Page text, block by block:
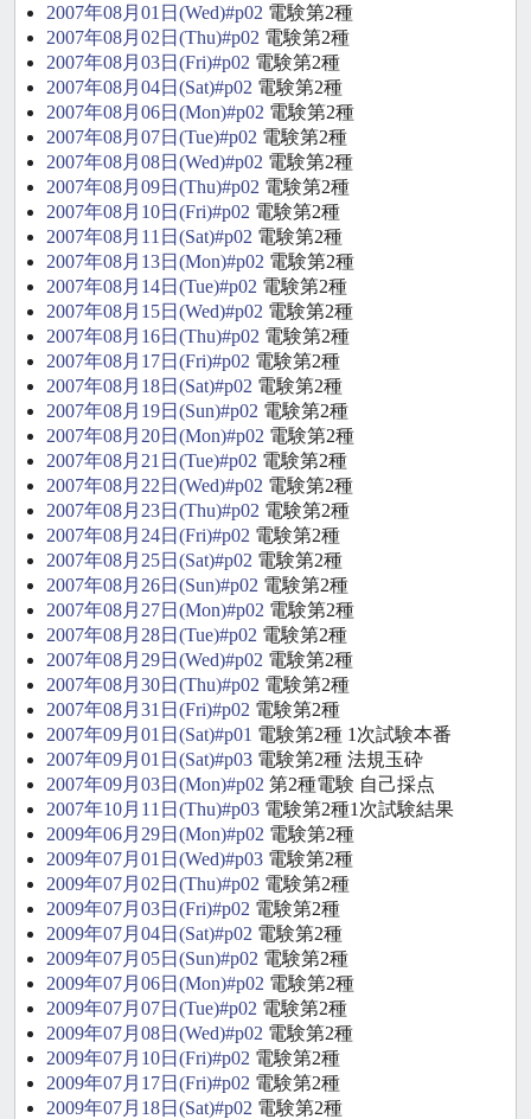
2007年08月01日(Wed)#p02 電験第2種
2007年08月02日(Thu)#p02 電験第2種
2007年08月03日(Fri)#p02 電験第2種
2007年08月04日(Sat)#p02 電験第2種
2007年08月06日(Mon)#p02 電験第2種
2007年08月07日(Tue)#p02 電験第2種
2007年08月08日(Wed)#p02 電験第2種
2007年08月09日(Thu)#p02 電験第2種
2007年08月10日(Fri)#p02 電験第2種
2007年08月11日(Sat)#p02 電験第2種
2007年08月13日(Mon)#p02 電験第2種
2007年08月14日(Tue)#p02 電験第2種
2007年08月15日(Wed)#p02 電験第2種
2007年08月16日(Thu)#p02 電験第2種
2007年08月17日(Fri)#p02 電験第2種
2007年08月18日(Sat)#p02 電験第2種
2007年08月19日(Sun)#p02 電験第2種
2007年08月20日(Mon)#p02 電験第2種
2007年08月21日(Tue)#p02 電験第2種
2007年08月22日(Wed)#p02 電験第2種
2007年08月23日(Thu)#p02 電験第2種
2007年08月24日(Fri)#p02 電験第2種
2007年08月25日(Sat)#p02 電験第2種
2007年08月26日(Sun)#p02 電験第2種
2007年08月27日(Mon)#p02 電験第2種
2007年08月28日(Tue)#p02 電験第2種
2007年08月29日(Wed)#p02 電験第2種
2007年08月30日(Thu)#p02 電験第2種
2007年08月31日(Fri)#p02 電験第2種
2007年09月01日(Sat)#p01 電験第2種 1次試験本番
2007年09月01日(Sat)#p03 電験第2種 法規玉砕
2007年09月03日(Mon)#p02 第2種電験 自己採点
2007年10月11日(Thu)#p03 電験第2種1次試験結果
2009年06月29日(Mon)#p02 電験第2種
2009年07月01日(Wed)#p03 電験第2種
2009年07月02日(Thu)#p02 電験第2種
2009年07月03日(Fri)#p02 電験第2種
2009年07月04日(Sat)#p02 電験第2種
2009年07月05日(Sun)#p02 電験第2種
2009年07月06日(Mon)#p02 電験第2種
2009年07月07日(Tue)#p02 電験第2種
2009年07月08日(Wed)#p02 電験第2種
2009年07月10日(Fri)#p02 電験第2種
2009年07月17日(Fri)#p02 電験第2種
2009年07月18日(Sat)#p02 電験第2種